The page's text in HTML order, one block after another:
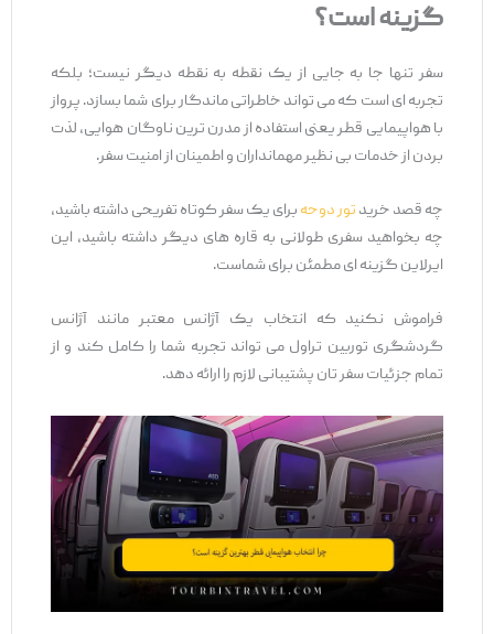
گزینه است؟
سفر تنها جا به ‌جایی از یک نقطه به نقطه دیگر نیست؛ بلکه
تجربه ‌ای است که می ‌تواند خاطراتی ماندگار برای شما بسازد. پرواز
با هواپیمایی قطر یعنی استفاده از مدرن‌ ترین ناوگان هوایی، لذت
بردن از خدمات بی ‌نظیر مهمانداران و اطمینان از امنیت سفر.
چه قصد خریدتور دوحهبرای یک سفر کوتاه تفریحی داشته باشید،
چه بخواهید سفری طولانی به قاره‌ های دیگر داشته باشید، این
ایرلاین گزینه ‌ای مطمئن برای شماست.
فراموش نکنید که انتخاب یک آژانس معتبر مانند آژانس
گردشگری توربین تراول می ‌تواند تجربه شما را کامل کند و از
تمام جزئیات سفر تان پشتیبانی لازم را ارائه دهد.